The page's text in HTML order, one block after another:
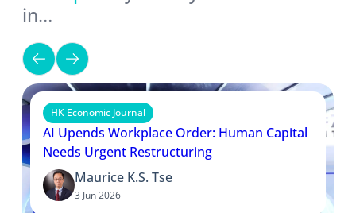
in…
HK Economic Journal
AI Upends Workplace Order: Human Capital
Needs Urgent Restructuring
Maurice K.S. Tse
3 Jun 2026